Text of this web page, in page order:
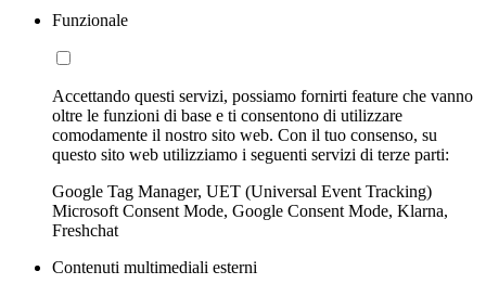
Funzionale
Accettando questi servizi, possiamo fornirti feature che vanno
oltre le funzioni di base e ti consentono di utilizzare
comodamente il nostro sito web. Con il tuo consenso, su
questo sito web utilizziamo i seguenti servizi di terze parti:
Google Tag Manager, UET (Universal Event Tracking)
Microsoft Consent Mode, Google Consent Mode, Klarna,
Freshchat
Contenuti multimediali esterni